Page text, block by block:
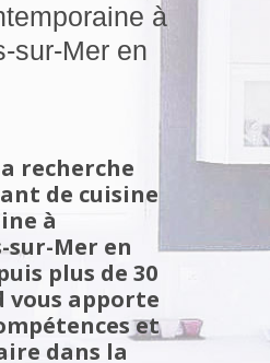
à
sur-Mer en
recherche
de cuisine
à
Mer en
plus de 30
vous apporte
et
dans la